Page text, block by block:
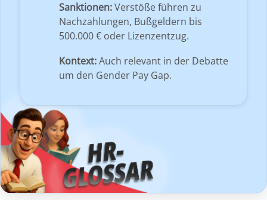
Sanktionen:Verstöße führen zu
Nachzahlungen, Bußgeldern bis
500.000 € oder Lizenzentzug.
Kontext:Auch relevant in der Debatte
um den Gender Pay Gap.